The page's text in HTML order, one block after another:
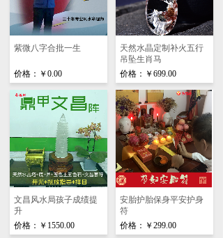
紫微八字合批一生
价格： ￥0.00
天然水晶定制补火五行
吊坠生肖马
价格： ￥699.00
文昌风水局孩子成绩提
升
价格： ￥1550.00
安胎护胎保身平安护身
符
价格： ￥299.00